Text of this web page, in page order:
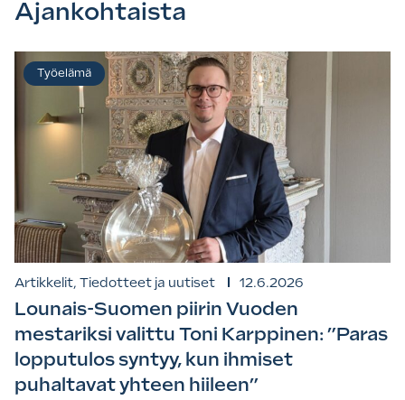
Ajankohtaista
Artikkelit, Tiedotteet ja uutiset 12.6.2026
Lounais-Suomen piirin Vuoden
mestariksi valittu Toni Karppinen: ”Paras
lopputulos syntyy, kun ihmiset
puhaltavat yhteen hiileen”
Työelämä